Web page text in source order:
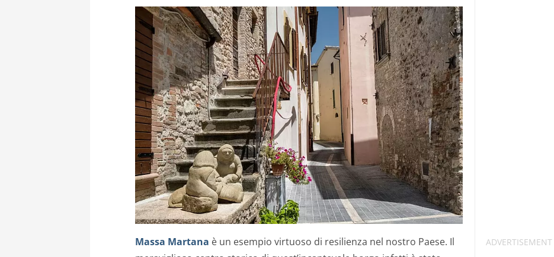
Massa Martana è un esempio virtuoso di resilienza nel nostro Paese. Il